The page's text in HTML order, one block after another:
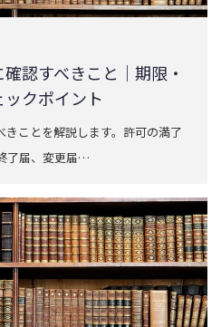
認すべきこと｜期限・
クポイント
ことを解説します。許可の満了
了届、変更届…